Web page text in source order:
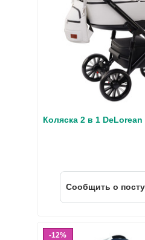
Коляска 2 в 1 DeLorean
Cообщить о
12%